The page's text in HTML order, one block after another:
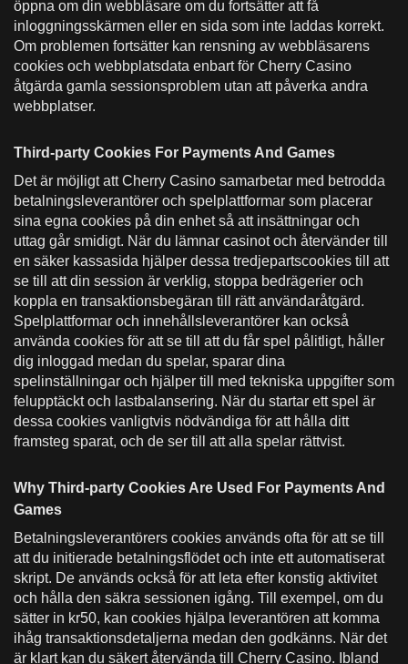
öppna om din webbläsare om du fortsätter att få
inloggningsskärmen eller en sida som inte laddas korrekt.
Om problemen fortsätter kan rensning av webbläsarens
cookies och webbplatsdata enbart för Cherry Casino
åtgärda gamla sessionsproblem utan att påverka andra
webbplatser.
Third-party Cookies For Payments And Games
Det är möjligt att Cherry Casino samarbetar med betrodda
betalningsleverantörer och spelplattformar som placerar
sina egna cookies på din enhet så att insättningar och
uttag går smidigt. När du lämnar casinot och återvänder till
en säker kassasida hjälper dessa tredjepartscookies till att
se till att din session är verklig, stoppa bedrägerier och
koppla en transaktionsbegäran till rätt användaråtgärd.
Spelplattformar och innehållsleverantörer kan också
använda cookies för att se till att du får spel pålitligt, håller
dig inloggad medan du spelar, sparar dina
spelinställningar och hjälper till med tekniska uppgifter som
felupptäckt och lastbalansering. När du startar ett spel är
dessa cookies vanligtvis nödvändiga för att hålla ditt
framsteg sparat, och de ser till att alla spelar rättvist.
Why Third-party Cookies Are Used For Payments And
Games
Betalningsleverantörers cookies används ofta för att se till
att du initierade betalningsflödet och inte ett automatiserat
skript. De används också för att leta efter konstig aktivitet
och hålla den säkra sessionen igång. Till exempel, om du
sätter in kr50, kan cookies hjälpa leverantören att komma
ihåg transaktionsdetaljerna medan den godkänns. När det
är klart kan du säkert återvända till Cherry Casino. Ibland